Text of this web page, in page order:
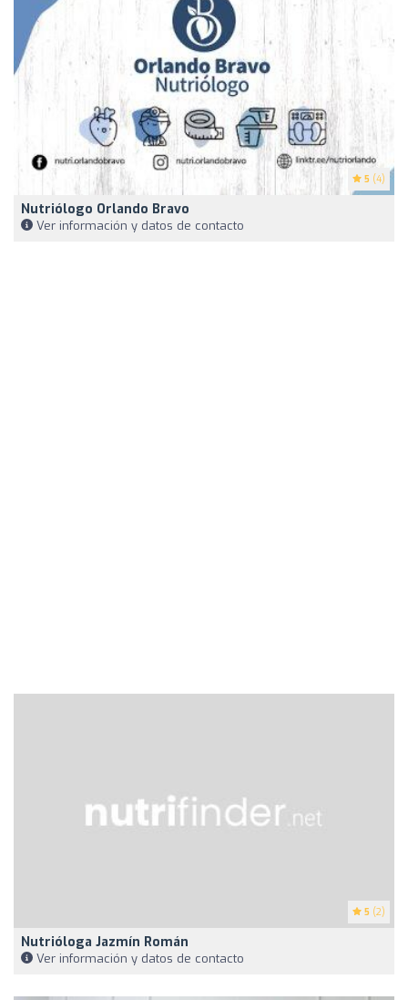
5 (4)
Nutriólogo Orlando Bravo
Ver información y datos de contacto
5 (2)
Nutrióloga Jazmín Román
Ver información y datos de contacto